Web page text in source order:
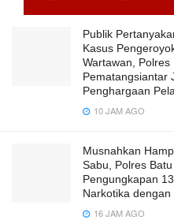
Publik
Kasus
Wartawan, Polres
Pematangsiantar
Penghargaan
10 JAM AGO
Musnahkan
Sabu, Polres
Pengungkapan
Narkotika dengan
16 JAM AGO